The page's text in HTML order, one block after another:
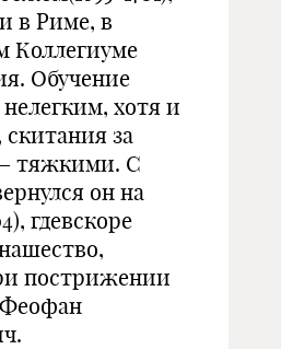
в Риме, в
Коллегиуме
Обучение
хотя и
за
тяжкими. С
он на
гдевскоре
пострижении